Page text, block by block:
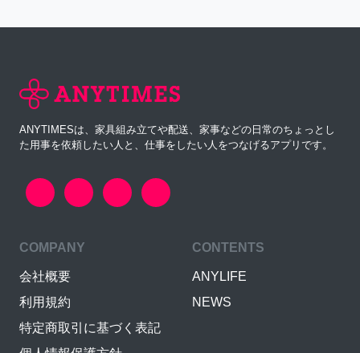
ANYTIMESは、家具組み立てや配送、家事などの日常のちょっとし
た用事を依頼したい人と、仕事をしたい人をつなげるアプリです。
COMPANY
会社概要
利用規約
特定商取引に基づく表記
CONTENTS
ANYLIFE
NEWS